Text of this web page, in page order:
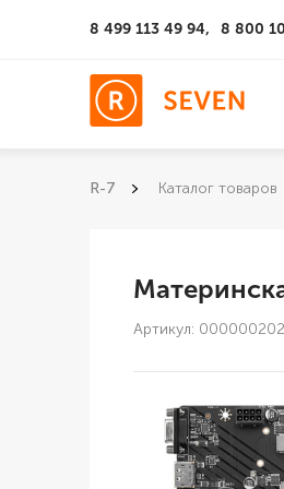
8 499 113 49 94, 8 800
R-7 Каталог товаров
Артикул: